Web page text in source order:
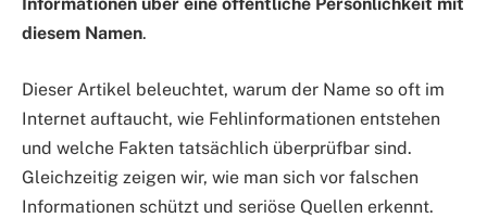
diesem Namen.
Dieser Artikel beleuchtet, warum der Name so oft im
Internet auftaucht, wie Fehlinformationen entstehen
und welche Fakten tatsächlich überprüfbar sind.
Gleichzeitig zeigen wir, wie man sich vor falschen
Informationen schützt und seriöse Quellen erkennt.